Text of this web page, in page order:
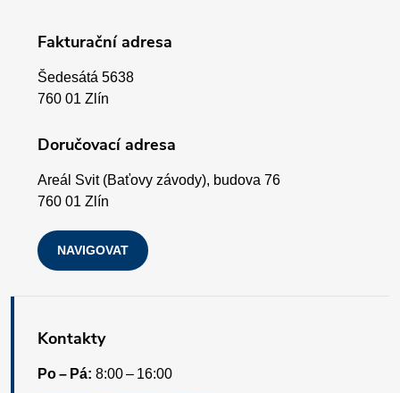
Fakturační adresa
Šedesátá 5638
760 01 Zlín
Doručovací adresa
Areál Svit (Baťovy závody), budova 76
760 01 Zlín
NAVIGOVAT
Kontakty
Po – Pá: 8:00 – 16:00